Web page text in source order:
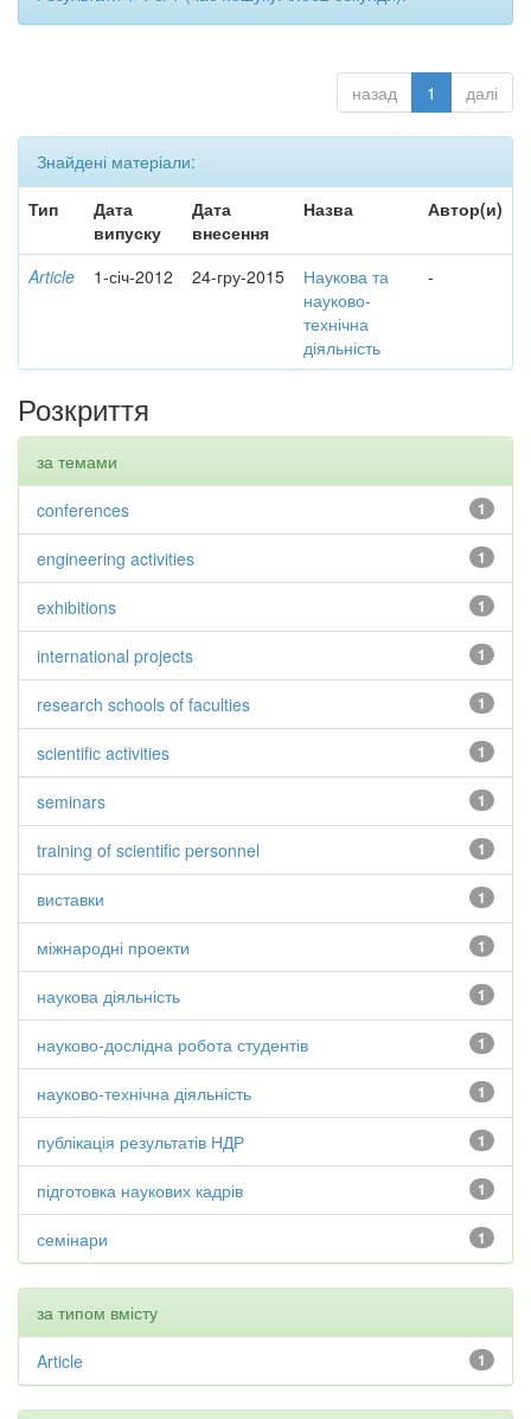
назад 1 далі
Знайдені матеріали:
Тип
Дата
випуску
Дата
внесення
Назва Автор(и)
Article 1-січ-2012 24-гру-2015
Наукова та
науково-
технічна
діяльність
-
Розкриття
за темами
1
conferences
1
engineering activities
1
exhibitions
1
international projects
1
research schools of faculties
1
scientific activities
1
seminars
1
training of scientific personnel
1
виставки
1
міжнародні проекти
1
наукова діяльність
1
науково-дослідна робота студентів
1
науково-технічна діяльність
1
публікація результатів НДР
1
підготовка наукових кадрів
1
семінари
за типом вмісту
1
Article